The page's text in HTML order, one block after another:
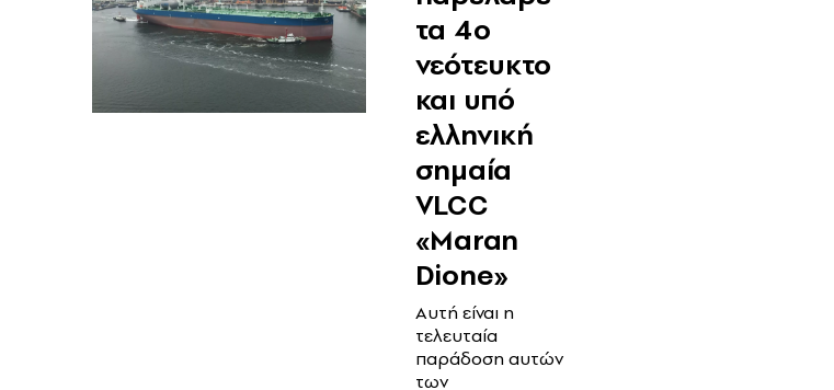
τα 4ο
νεότευκτο
και υπό
ελληνική
σημαία
VLCC
«Maran
Dione»
Αυτή είναι η
τελευταία
παράδοση αυτών
των